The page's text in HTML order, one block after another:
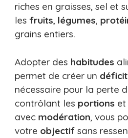
riches en graisses, sel et
les fruits, légumes,
grains entiers.
Adopter des habitudes
permet de créer un
nécessaire pour la perte
contrôlant les portions
avec modération, vous
votre objectif sans